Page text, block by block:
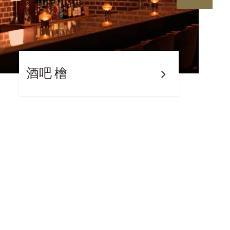
Lake Side Grill